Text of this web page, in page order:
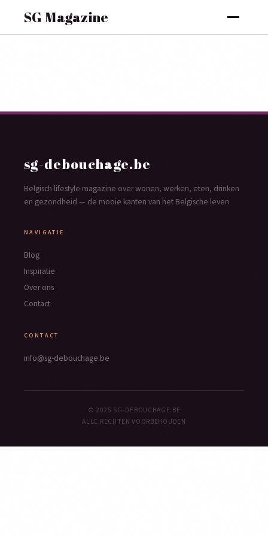
SG Magazine
sg-debouchage.be
Belgisch lifestyle magazine over wonen, werken, eten, drinken
en gezondheid — de mooie kanten van het Belgische leven
NAVIGATIE
Blog
Inspiratie
Over ons
Contact
CONTACT
info@sg-debouchage.be
© 2025 SG-DEBOUCHAGE.BE
ALLE RECHTEN VOORBEHOUDEN